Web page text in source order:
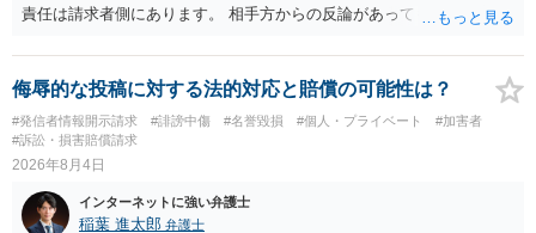
責任は請求者側にあります。 相手方からの反論があっても、裁判官が
方が口頭で反論したのは、仮処分は迅速性が要求されるためです。 書
面での反論となれば、より遅延する可能性がございます。 また、本件
はXのため、APのIPアドレスの保存期間の問題もございます。 開示請
求は法律知識が不可欠ですが、それだけでは足りず、実務を踏まえた
方法を選択することが重要です。
侮辱的な投稿に対する法的対応と賠償の可能性は？
#発信者情報開示請求 #誹謗中傷 #名誉毀損 #個人・プライベート
#加害者
#訴訟・損害賠償請求
2026年8月4日
インターネットに強い弁護士
稲葉 進太郎 弁護士